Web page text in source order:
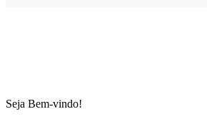
Seja Bem-vindo!